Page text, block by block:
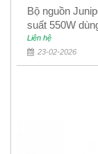
Bộ nguồn
suất 550W
EX4400
Liên hệ
23-02-2026